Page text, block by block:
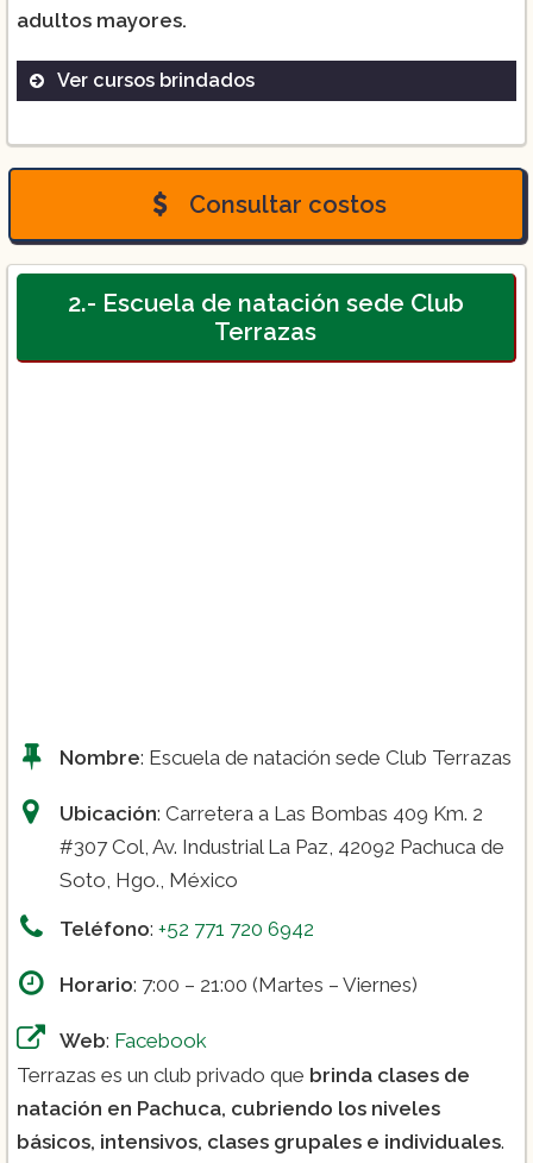
adultos mayores.
Ver cursos brindados
($300)
($450)
($600)
($750)
Consultar costos
2.- Escuela de natación sede Club
Terrazas
Nombre: Escuela de natación sede Club Terrazas
Ubicación: Carretera a Las Bombas 409 Km. 2
#307 Col, Av. Industrial La Paz, 42092 Pachuca de
Soto, Hgo., México
Teléfono: +52 771 720 6942
Horario: 7:00 – 21:00 (Martes – Viernes)
Web: Facebook
Terrazas es un club privado que brinda clases de
natación en Pachuca, cubriendo los niveles
básicos, intensivos, clases grupales e individuales.